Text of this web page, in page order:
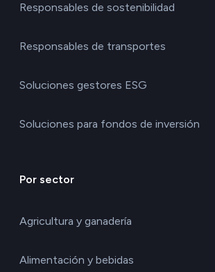
Responsables de sostenibilidad
Responsables de transportes
Soluciones gestores ESG
Soluciones para fondos de inversión
Por sector
Agricultura y ganadería
Alimentación y bebidas